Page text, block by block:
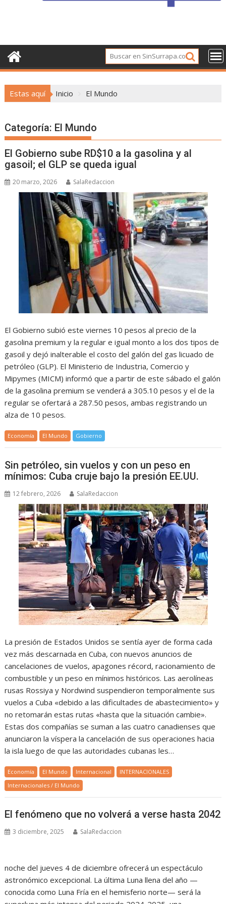
Estas aquí Inicio El Mundo
Categoría: El Mundo
El Gobierno sube RD$10 a la gasolina y al
gasoil; el GLP se queda igual
20 marzo, 2026 SalaRedaccion
El Gobierno subió este viernes 10 pesos al precio de la
gasolina premium y la regular e igual monto a los dos tipos de
gasoil y dejó inalterable el costo del galón del gas licuado de
petróleo (GLP). El Ministerio de Industria, Comercio y
Mipymes (MICM) informó que a partir de este sábado el galón
de la gasolina premium se venderá a 305.10 pesos y el de la
regular se ofertará a 287.50 pesos, ambas registrando un
alza de 10 pesos.
Economía El Mundo Gobierno
Sin petróleo, sin vuelos y con un peso en
mínimos: Cuba cruje bajo la presión EE.UU.
12 febrero, 2026 SalaRedaccion
La presión de Estados Unidos se sentía ayer de forma cada
vez más descarnada en Cuba, con nuevos anuncios de
cancelaciones de vuelos, apagones récord, racionamiento de
combustible y un peso en mínimos históricos. Las aerolíneas
rusas Rossiya y Nordwind suspendieron temporalmente sus
vuelos a Cuba «debido a las dificultades de abastecimiento» y
no retomarán estas rutas «hasta que la situación cambie».
Estas dos compañías se suman a las cuatro canadienses que
anunciaron la víspera la cancelación de sus operaciones hacia
la isla luego de que las autoridades cubanas les…
Economía El Mundo Internacional
INTERNACIONALES
Internacionales / El Mundo
El fenómeno que no volverá a verse hasta 2042
3 diciembre, 2025 SalaRedaccion
noche del jueves 4 de diciembre ofrecerá un espectáculo
astronómico excepcional. La última Luna llena del año —
conocida como Luna Fría en el hemisferio norte— será la